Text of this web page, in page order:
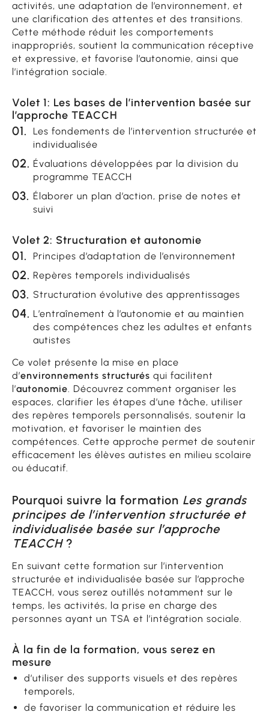
activités, une adaptation de l’environnement, et
une clarification des attentes et des transitions.
Cette méthode réduit les comportements
inappropriés, soutient la communication réceptive
et expressive, et favorise l’autonomie, ainsi que
l’intégration sociale.
Volet 1: Les bases de l’intervention basée sur
l’approche TEACCH
Les fondements de l’intervention structurée et
individualisée
Évaluations développées par la division du
programme TEACCH
Élaborer un plan d’action, prise de notes et
suivi
Volet 2: Structuration et autonomie
Principes d’adaptation de l’environnement
Repères temporels individualisés
Structuration évolutive des apprentissages
L’entraînement à l’autonomie et au maintien
des compétences chez les adultes et enfants
autistes
Ce volet présente la mise en place
d’environnements structurés qui facilitent
l’autonomie. Découvrez comment organiser les
espaces, clarifier les étapes d’une tâche, utiliser
des repères temporels personnalisés, soutenir la
motivation, et favoriser le maintien des
compétences. Cette approche permet de soutenir
efficacement les élèves autistes en milieu scolaire
ou éducatif.
Pourquoi suivre la formation Les grands
principes de l’intervention structurée et
individualisée basée sur l’approche
TEACCH?
En suivant cette formation sur l’intervention
structurée et individualisée basée sur l’approche
TEACCH, vous serez outillés notamment sur le
temps, les activités, la prise en charge des
personnes ayant un TSA et l’intégration sociale.
À la fin de la formation, vous serez en
mesure
d’utiliser des supports visuels et des repères
temporels,
de favoriser la communication et réduire les